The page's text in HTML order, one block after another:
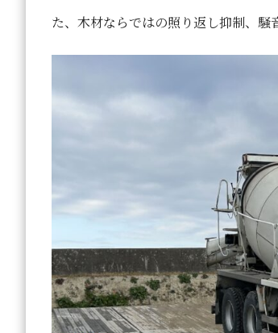
た、木材ならではの照り返し抑制、騒